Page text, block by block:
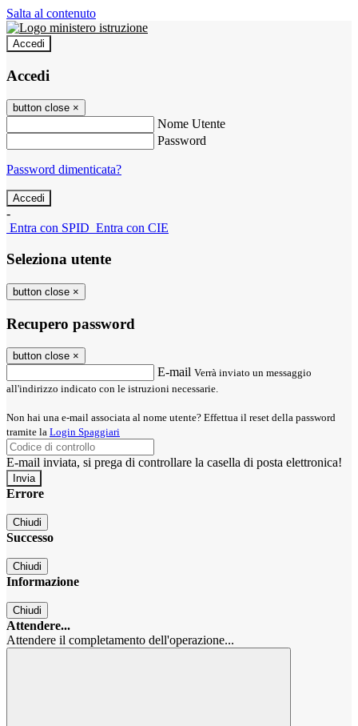
Salta al contenuto
Accedi
Accedi
button close ×
Nome Utente
Password
Password dimenticata?
-
Entra con SPID Entra con CIE
Seleziona utente
button close ×
Recupero password
button close ×
E-mail Verrà inviato un messaggio
all'indirizzo indicato con le istruzioni necessarie.
Non hai una e-mail associata al nome utente? Effettua il reset della password
tramite la Login Spaggiari
E-mail inviata, si prega di controllare la casella di posta elettronica!
Errore
Chiudi
Successo
Chiudi
Informazione
Chiudi
Attendere...
Attendere il completamento dell'operazione...